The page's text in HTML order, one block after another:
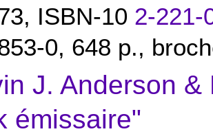
ISBN-10 2-221-
0, 648 p.,
J. Anderson &
émissaire"